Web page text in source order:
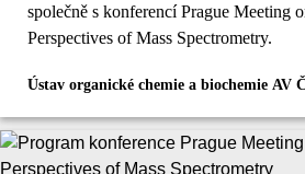
společně s konferencí Prague Meeting
Perspectives of Mass Spectrometry.
Ústav organické chemie a biochemie AV